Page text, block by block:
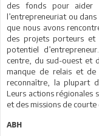
des fonds pour aider
l’entrepreneuriat ou
que nous avons
des projets porteurs et
potentiel
centre, du sud-ouest et
manque de relais et
reconnaître, la plupart
Leurs actions régionales
et des missions de
ABH